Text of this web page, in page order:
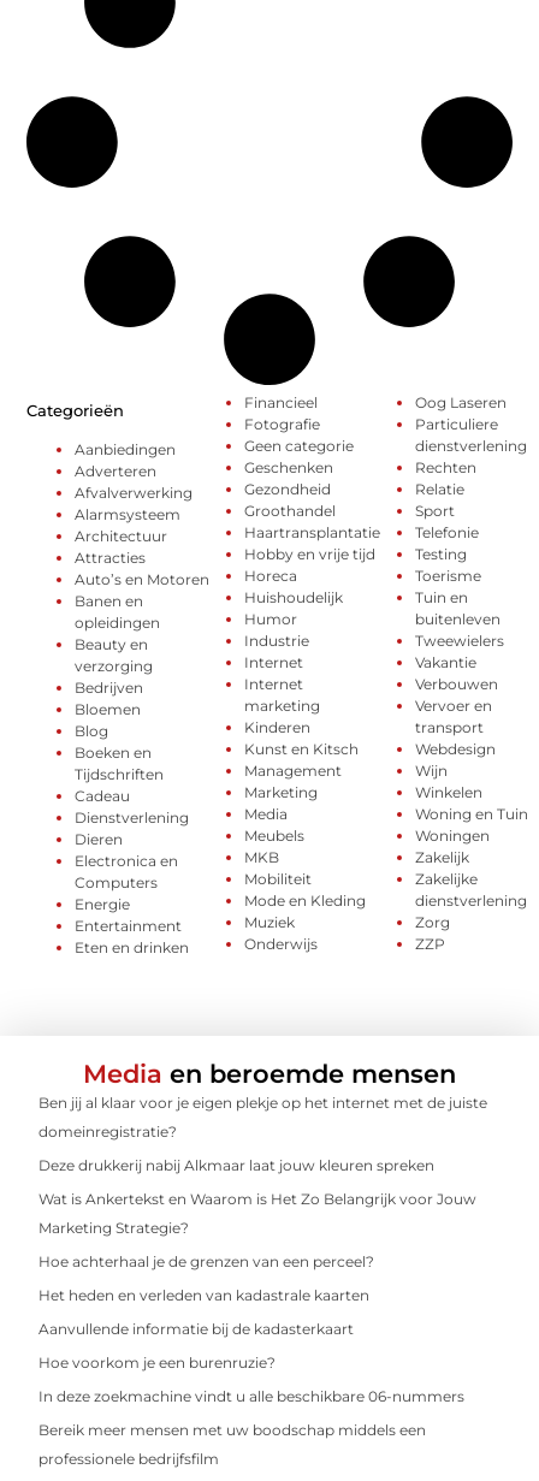
Categorieën
Aanbiedingen
Adverteren
Afvalverwerking
Alarmsysteem
Architectuur
Attracties
Auto’s en Motoren
Banen en
opleidingen
Beauty en
verzorging
Bedrijven
Bloemen
Blog
Boeken en
Tijdschriften
Cadeau
Dienstverlening
Dieren
Electronica en
Computers
Energie
Entertainment
Eten en drinken
Financieel
Fotografie
Geen categorie
Geschenken
Gezondheid
Groothandel
Haartransplantatie
Hobby en vrije tijd
Horeca
Huishoudelijk
Humor
Industrie
Internet
Internet
marketing
Kinderen
Kunst en Kitsch
Management
Marketing
Media
Meubels
MKB
Mobiliteit
Mode en Kleding
Muziek
Onderwijs
Oog Laseren
Particuliere
dienstverlening
Rechten
Relatie
Sport
Telefonie
Testing
Toerisme
Tuin en
buitenleven
Tweewielers
Vakantie
Verbouwen
Vervoer en
transport
Webdesign
Wijn
Winkelen
Woning en Tuin
Woningen
Zakelijk
Zakelijke
dienstverlening
Zorg
ZZP
Media en beroemde mensen
Ben jij al klaar voor je eigen plekje op het internet met de juiste
domeinregistratie?
Deze drukkerij nabij Alkmaar laat jouw kleuren spreken
Wat is Ankertekst en Waarom is Het Zo Belangrijk voor Jouw
Marketing Strategie?
Hoe achterhaal je de grenzen van een perceel?
Het heden en verleden van kadastrale kaarten
Aanvullende informatie bij de kadasterkaart
Hoe voorkom je een burenruzie?
In deze zoekmachine vindt u alle beschikbare 06-nummers
Bereik meer mensen met uw boodschap middels een
professionele bedrijfsfilm